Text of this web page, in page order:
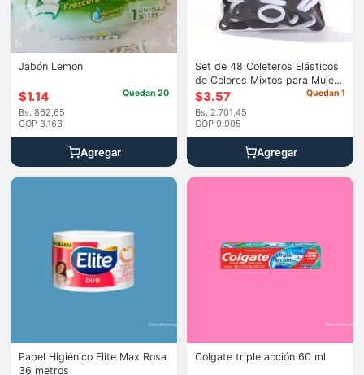
Jabón Lemon
$1.14
Bs. 862,65
COP 3.163
Quedan 20
Agregar
Set de 48 Coleteros Elásticos
de Colores Mixtos para Mujer
– Ligas Suaves para Cabello y
Coletas
$3.57
Bs. 2.701,45
COP 9.905
Quedan 1
Agregar
Papel Higiénico Elite Max Rosa
36 metros
Colgate triple acción 60 ml